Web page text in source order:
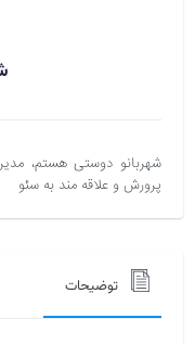
شهربانو دوستی هستم،
پرورش و علاقه مند به سئو
توضیحات